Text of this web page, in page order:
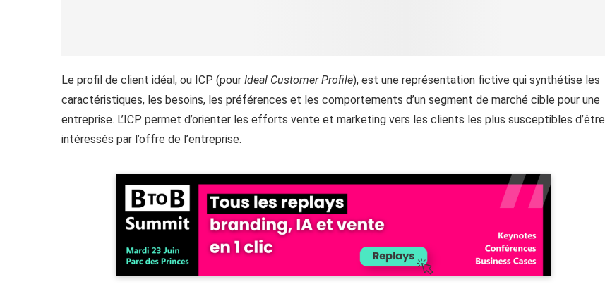
Le profil de client idéal, ou ICP (pour Ideal Customer Profile), est une représentation fictive qui synthétise les
caractéristiques, les besoins, les préférences et les comportements d’un segment de marché cible pour une
entreprise. L’ICP permet d’orienter les efforts vente et marketing vers les clients les plus susceptibles d’être
intéressés par l’offre de l’entreprise.